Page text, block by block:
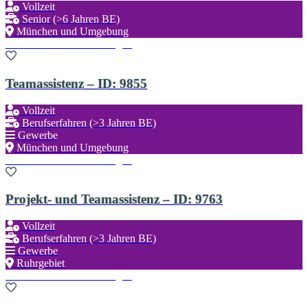
Vollzeit
Senior (>6 Jahren BE)
München und Umgebung
Teamassistenz – ID: 9855
Vollzeit
Berufserfahren (>3 Jahren BE)
Gewerbe
München und Umgebung
Projekt- und Teamassistenz – ID: 9763
Vollzeit
Berufserfahren (>3 Jahren BE)
Gewerbe
Ruhrgebiet